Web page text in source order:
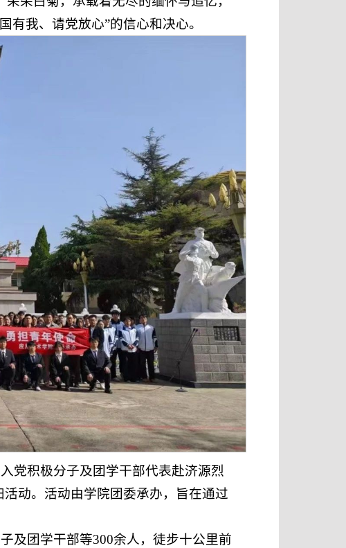
有我、请党放心”的信心和决心。
党积极分子及团学干部代表赴济源烈
动。活动由学院团委承办，旨在通过
及团学干部等300余人，徒步十公里前